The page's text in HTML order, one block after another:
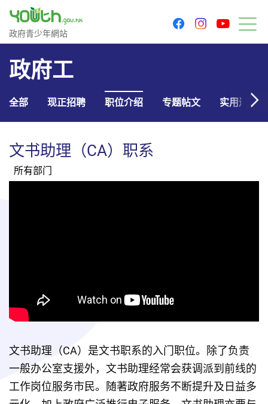
政府青少年网站
政府青少年網站
facebookinstagram
政府工
全部 现正招聘 职位介绍 专题帖文 实用连结
文书助理（CA）职系
所有部门
文书助理（CA）是文书职系的入门职位。除了负责
一般办公室支援外，文书助理经常会获调派到前线的
工作岗位服务市民。随著政府服务不断提升及日益多